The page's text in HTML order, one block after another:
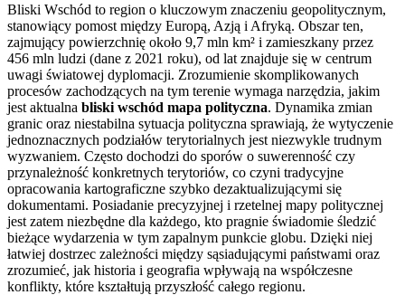
Bliski Wschód to region o kluczowym znaczeniu geopolitycznym,
stanowiący pomost między Europą, Azją i Afryką. Obszar ten,
zajmujący powierzchnię około 9,7 mln km² i zamieszkany przez
456 mln ludzi (dane z 2021 roku), od lat znajduje się w centrum
uwagi światowej dyplomacji. Zrozumienie skomplikowanych
procesów zachodzących na tym terenie wymaga narzędzia, jakim
jest aktualna bliski wschód mapa polityczna. Dynamika zmian
granic oraz niestabilna sytuacja polityczna sprawiają, że wytyczenie
jednoznacznych podziałów terytorialnych jest niezwykle trudnym
wyzwaniem. Często dochodzi do sporów o suwerenność czy
przynależność konkretnych terytoriów, co czyni tradycyjne
opracowania kartograficzne szybko dezaktualizującymi się
dokumentami. Posiadanie precyzyjnej i rzetelnej mapy politycznej
jest zatem niezbędne dla każdego, kto pragnie świadomie śledzić
bieżące wydarzenia w tym zapalnym punkcie globu. Dzięki niej
łatwiej dostrzec zależności między sąsiadującymi państwami oraz
zrozumieć, jak historia i geografia wpływają na współczesne
konflikty, które kształtują przyszłość całego regionu.